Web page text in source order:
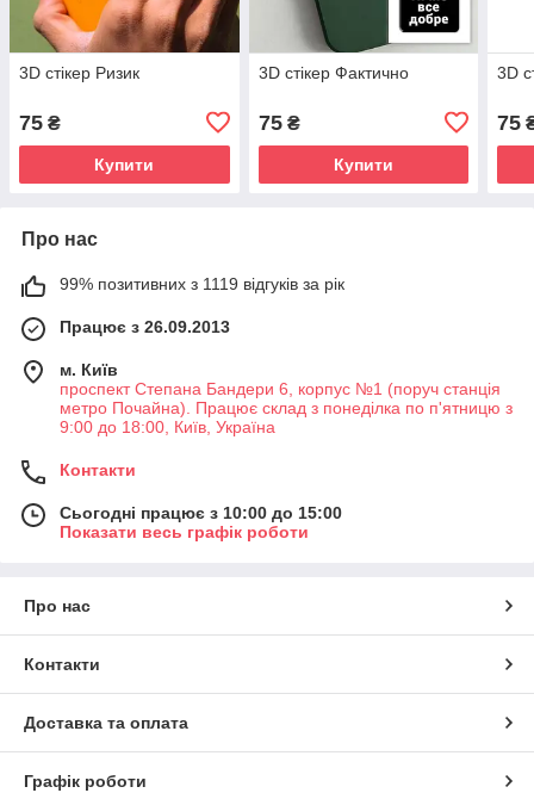
3D стікер Ризик
75 ₴
Купити
3D стікер Фактично
75₴
Купити
3D
75
Про нас
99% позитивних з 1119 відгуків за рік
Працює з 26.09.2013
м. Київ
проспект Степана Бандери 6, корпус №1 (поруч станція
метро Почайна). Працює склад з понеділка по п'ятницю з
9:00 до 18:00, Київ, Україна
Контакти
Сьогодні працює з 10:00 до 15:00
Показати весь графік роботи
Про нас
Контакти
Доставка та оплата
Графік роботи